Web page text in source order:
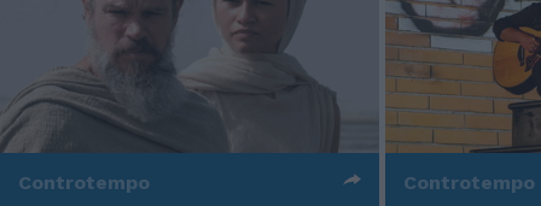
Controtempo Controtempo